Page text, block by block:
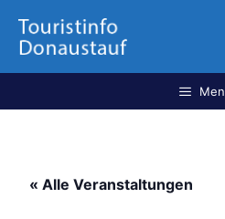
« Alle Veranstaltungen